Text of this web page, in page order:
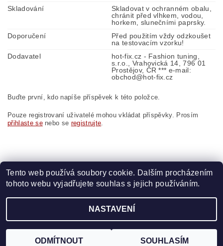
Skladování
Skladovat v ochranném obalu,
chránit před vlhkem, vodou,
horkem, slunečními paprsky.
Doporučení
Před použitím vždy odzkoušet
na testovacím vzorku!
Dodavatel
hot-fix.cz - Fashion tuning,
s.r.o., Vrahovická 14, 796 01
Prostějov, ČR *** e-mail:
obchod@hot-fix.cz
Buďte první, kdo napíše příspěvek k této položce.
Pouze registrovaní uživatelé mohou vkládat příspěvky. Prosím
přihlaste senebo se registrujte.
Zboží.cz | Heureka.cz | Vyšívací.cz | Crystalstyle.cz
2026 ©HOT-FIX, všechna práva vyhrazena
Tento web používá soubory cookie. Dalším procházením
tohoto webu vyjadřujete souhlas s jejich používáním.
NASTAVENÍ
ODMÍTNOUT SOUHLASÍM